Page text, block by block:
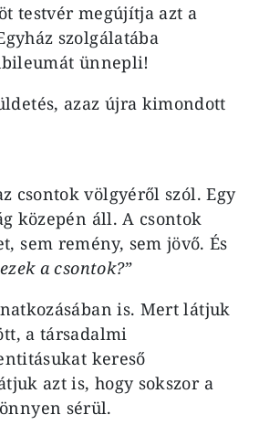
testvér megújítja azt a
szolgálatába
ünnepli!
azaz újra kimondott
csontok völgyéről szól. Egy
közepén áll. A csontok
sem remény, sem jövő. És
a csontok?”
is. Mert látjuk
a társadalmi
kereső
azt is, hogy sokszor a
sérül.